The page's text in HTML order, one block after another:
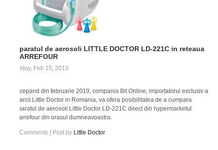
Aparatul de aerosoli LITTLE DOCTOR LD-221C in reteaua
CARREFOUR
Friday, Feb 15, 2019
Incepand din februarie 2019, compania Bit Online, importatorul exclusiv al
marcii Little Doctor in Romania, va ofera posibilitatea de a cumpara
aparatul de aerosoli Little Doctor LD-221C direct din hypermarketul
Carrefour din orasul dumneavoastra.
Comments Post by Little Doctor